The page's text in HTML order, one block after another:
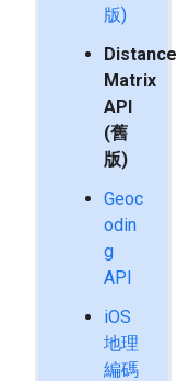
版)
Distance
Matrix
API
(舊
版)
Geoc
odin
g
API
iOS
地理
編碼